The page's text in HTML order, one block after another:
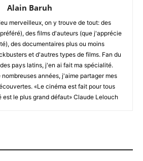
Alain Baruh
merveilleux, on y trouve de tout: des
des films d'auteurs (que j'apprécie
des documentaires plus ou moins
et d'autres types de films. Fan du
pays latins, j'en ai fait ma spécialité.
années, j'aime partager mes
«Le cinéma est fait pour tous
est le plus grand défaut» Claude Lelouch